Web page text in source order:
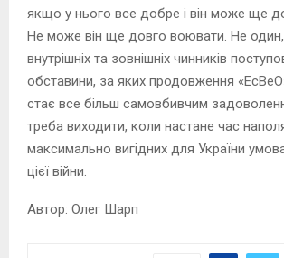
якщо у нього все добре і він може ще
Не може він ще довго воювати. Не один,
внутрішніх та зовнішніх чинників
обставини, за яких продовження
стає все більш самовбивчим
треба виходити, коли настане час
максимально вигідних для України
цієї війни.
Автор: Олег Шарп